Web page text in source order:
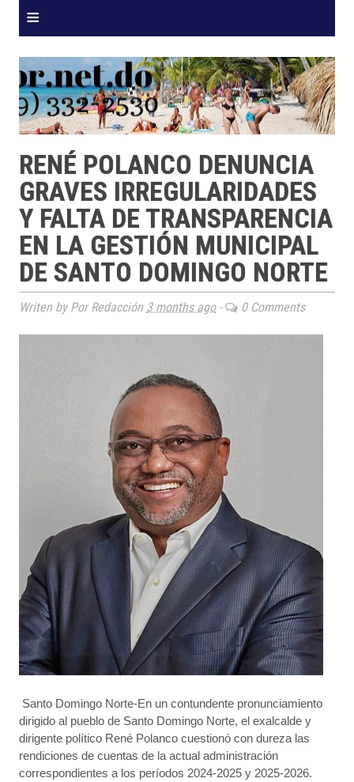
≡
RENÉ POLANCO DENUNCIA
GRAVES IRREGULARIDADES
Y FALTA DE TRANSPARENCIA
EN LA GESTIÓN MUNICIPAL
DE SANTO DOMINGO NORTE
Writen by Por Redacción 3 months ago- 0 Comments
Santo Domingo Norte-En un contundente pronunciamiento
dirigido al pueblo de Santo Domingo Norte, el exalcalde y
dirigente político René Polanco cuestionó con dureza las
rendiciones de cuentas de la actual administración
correspondientes a los períodos 2024-2025 y 2025-2026.